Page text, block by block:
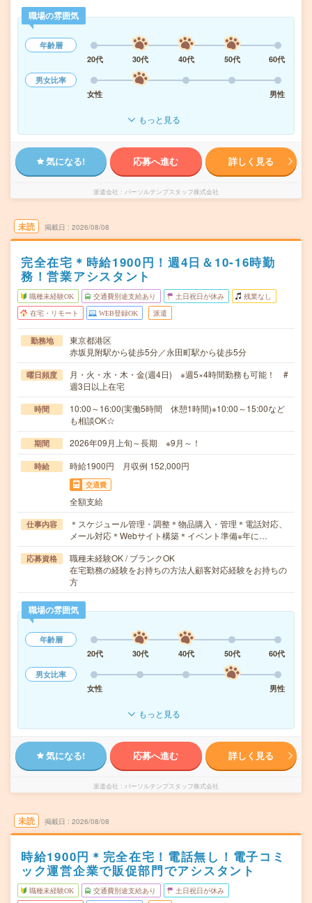
職場の雰囲気
年齢層
20代
30代 40代 50代
60代
男女比率
女性
男性
もっと見る
気になる! 応募へ進む 詳しく見る
派遣会社 パーソルテンプスタッフ株式会社
未読 掲載日 2026/08/08
完全在宅＊時給1900円！週4日＆10-16時勤
務！営業アシスタント
職種未経験OK 交通費別途支給あり 土日祝日が休み 残業なし
在宅・リモート WEB登録OK 派遣
勤務地
東京都港区
赤坂見附駅から徒歩5分／永田町駅から徒歩5分
曜日頻度
月・火・水・木・金(週4日) ※週5×4時間勤務も可能！ #
週3日以上在宅
時間
10:00～16:00(実働5時間 休憩1時間)※10:00～15:00など
も相談OK☆
期間 2026年09月上旬～長期 ※9月～！
時給 時給1900円 月収例 152,000円
交通費
全額支給
仕事内容
＊スケジュール管理・調整＊物品購入・管理＊電話対応、
メール対応＊Webサイト構築＊イベント準備※年に…
応募資格
職種未経験OK / ブランクOK
在宅勤務の経験をお持ちの方法人顧客対応経験をお持ちの
方
職場の雰囲気
年齢層
20代
30代 40代 50代
60代
男女比率
女性
男性
もっと見る
気になる! 応募へ進む 詳しく見る
派遣会社 パーソルテンプスタッフ株式会社
未読 掲載日 2026/08/08
時給1900円＊完全在宅！電話無し！電子コミ
ック運営企業で販促部門でアシスタント
職種未経験OK 交通費別途支給あり 土日祝日が休み